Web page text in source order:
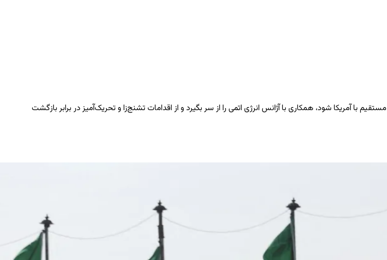
با آمریکا شود، همکاری با آژانس انرژی اتمی را از سر بگیرد و از اقدامات تشنج‌زا و تحریک‌آمیز در برابر بازگشت